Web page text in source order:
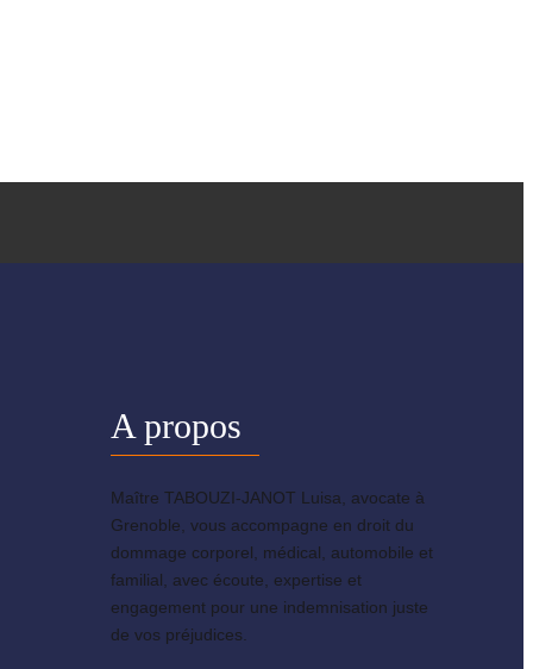
A propos
Maître TABOUZI-JANOT Luisa, avocate à
Grenoble, vous accompagne en droit du
dommage corporel, médical, automobile et
familial, avec écoute, expertise et
engagement pour une indemnisation juste
de vos préjudices.